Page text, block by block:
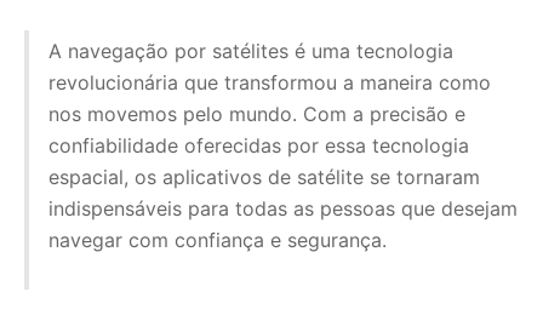
A navegação por satélites é uma tecnologia
revolucionária que transformou a maneira como
nos movemos pelo mundo. Com a precisão e
confiabilidade oferecidas por essa tecnologia
espacial, os aplicativos de satélite se tornaram
indispensáveis para todas as pessoas que desejam
navegar com confiança e segurança.